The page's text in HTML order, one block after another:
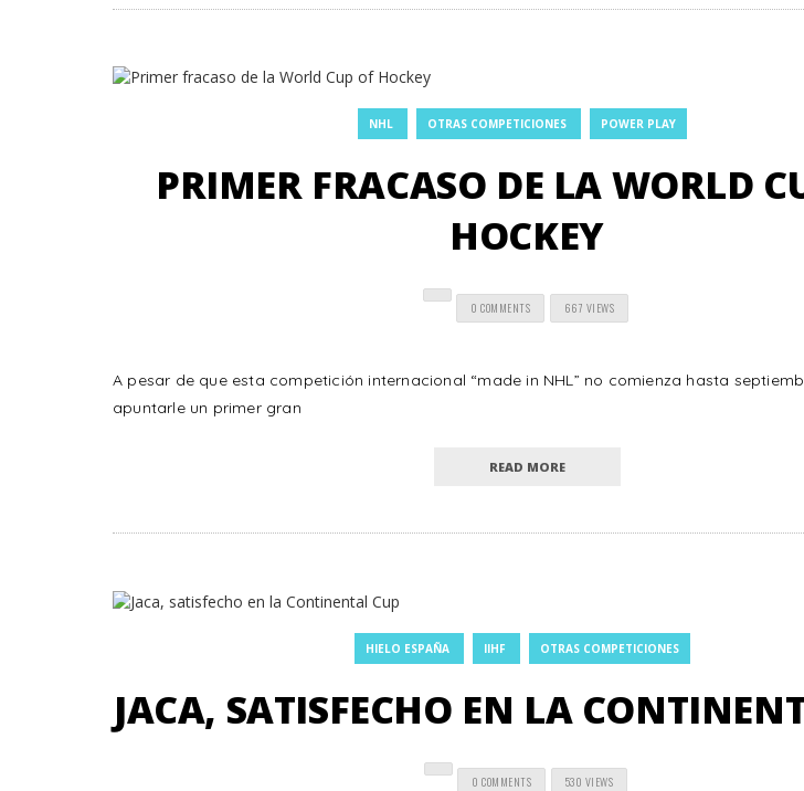
NHL OTRAS COMPETICIONES POWER PLAY
PRIMER FRACASO DE LA WORLD
HOCKEY
0 COMMENTS 667 VIEWS
A pesar de que esta competición internacional “made in NHL” no comienza hasta
apuntarle un primer gran
READ MORE
HIELO ESPAÑA IIHF OTRAS COMPETICIONES
JACA, SATISFECHO EN LA
0 COMMENTS 530 VIEWS